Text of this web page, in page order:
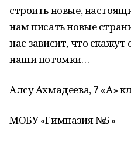
строить новые,
нам писать новые
нас зависит, что
наши потомки…
Алсу Ахмадеева, 7 «А»
МОБУ «Гимназия №5»